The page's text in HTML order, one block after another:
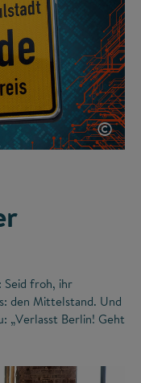
©
Seid froh, ihr
den Mittelstand. Und
„Verlasst Berlin! Geht